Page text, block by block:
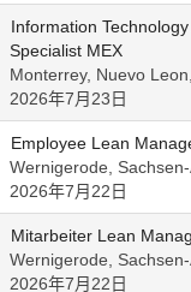
Information
Specialist MEX
Monterrey, Nuevo
2026年7月23日
Employee Lean
Wernigerode,
2026年7月22日
Mitarbeiter Lean
Wernigerode,
2026年7月22日